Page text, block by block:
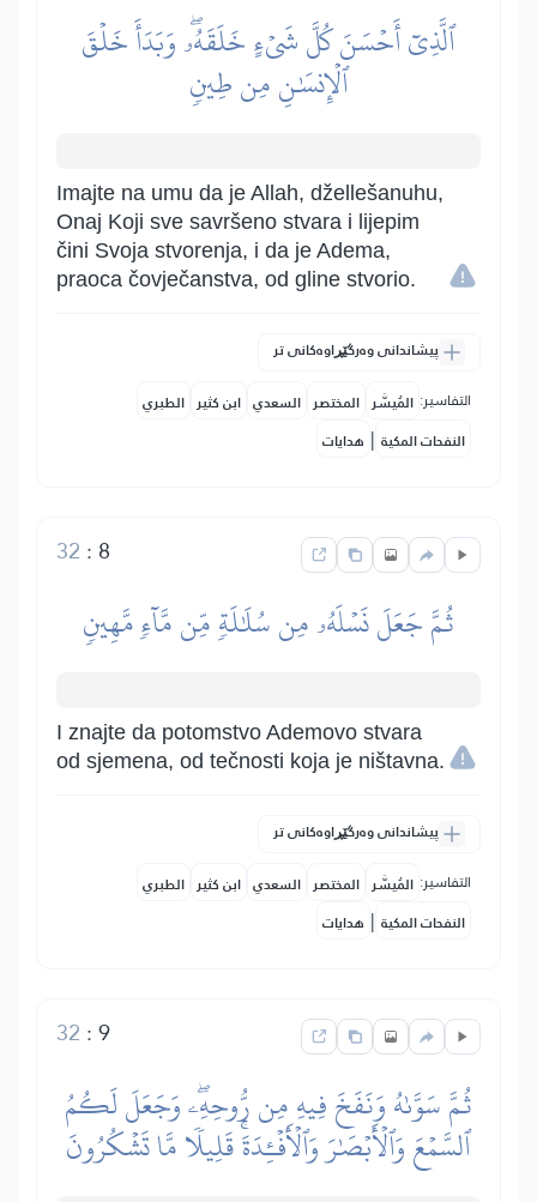
ٱلَّذِيٓ أَحۡسَنَ كُلَّ شَيۡءٍ خَلَقَهُۥۖ وَبَدَأَ خَلۡقَ
ٱلۡإِنسَٰنِ مِن طِينٖ
Imajte na umu da je Allah, džellešanuhu,
Onaj Koji sve savršeno stvara i lijepim
čini Svoja stvorenja, i da je Adema,
praoca čovječanstva, od gline stvorio.
پیشاندانی وەرگێڕاوەکانی تر
التفاسير: المُيسَّر المختصر السعدي ابن كثير الطبري
النفحات المكية | هدايات
8
:
32
ثُمَّ جَعَلَ نَسۡلَهُۥ مِن سُلَٰلَةٖ مِّن مَّآءٖ مَّهِينٖ
I znajte da potomstvo Ademovo stvara
od sjemena, od tečnosti koja je ništavna.
پیشاندانی وەرگێڕاوەکانی تر
التفاسير: المُيسَّر المختصر السعدي ابن كثير الطبري
النفحات المكية | هدايات
9
:
32
ثُمَّ سَوَّىٰهُ وَنَفَخَ فِيهِ مِن رُّوحِهِۦۖ وَجَعَلَ لَكُمُ
ٱلسَّمۡعَ وَٱلۡأَبۡصَٰرَ وَٱلۡأَفۡـِٔدَةَۚ قَلِيلٗا مَّا تَشۡكُرُونَ